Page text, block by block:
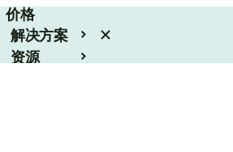
价格
解决方案
资源